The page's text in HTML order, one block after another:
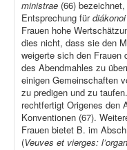
ministrae (66)
Entsprechung fürdiákonoi
Frauen hohe
dies nicht, dass sie den
weigerte sich den Frauen
des Abendmahles zu
einigen Gemeinschaften
zu predigen und zu
rechtfertigt Origenes den
Konventionen (67).
Frauen bietet B. im
(Veuves et vierges: